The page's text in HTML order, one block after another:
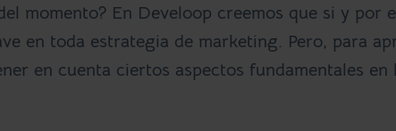
momento? En Develoop creemos que si y por
en toda estrategia de marketing. Pero, para
en cuenta ciertos aspectos fundamentales